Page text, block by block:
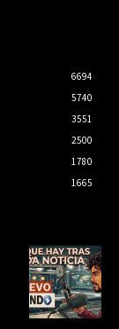
6694
5740
3551
2500
1780
1665